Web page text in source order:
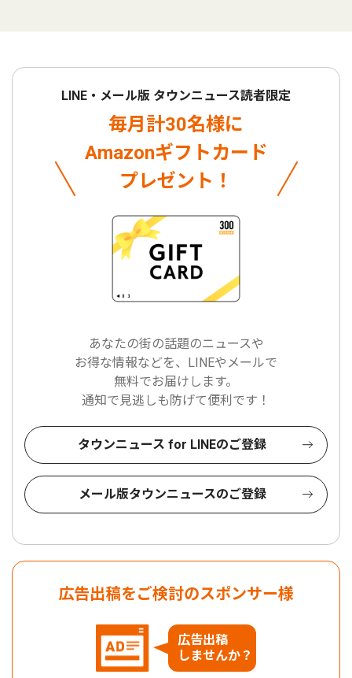
LINE・メール版 タウンニュース読者限定
毎月計30名様に
Amazonギフトカード
プレゼント！
あなたの街の話題のニュースや
お得な情報などを、LINEやメールで
無料でお届けします。
通知で見逃しも防げて便利です！
タウンニュース for LINEのご登録
メール版タウンニュースのご登録
広告出稿をご検討のスポンサー様
広告出稿
しませんか？